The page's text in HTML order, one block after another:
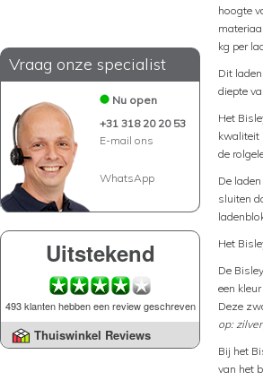
Vraag onze specialist
Nu open
+31 318 20 20 53
E-mail ons
WhatsApp
Uitstekend
493 klanten hebben een review geschreven
Thuiswinkel Reviews
hoogte
kg per
Dit
diepte
Het
kwaliteit
de
De
sluiten
Het
De
een
Deze
op:
Bij het
van het